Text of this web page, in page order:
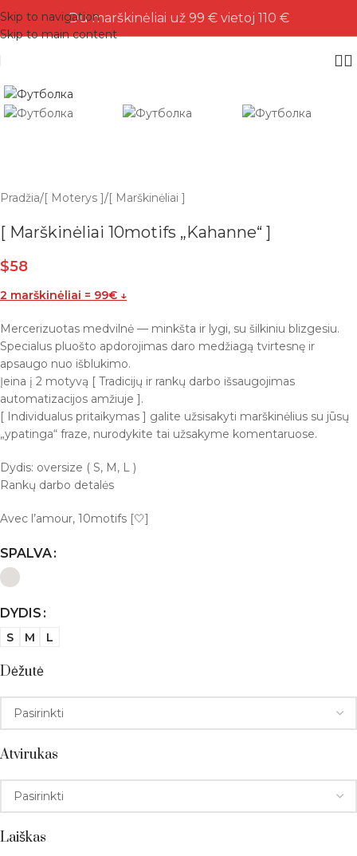
Skip to navigation
Skip to main content
Du marškinėliai už 99 € vietoj 110 €
Pradžia/[ Moterys ]/[ Marškinėliai ]
[ Marškinėliai 10motifs „Kahanne“ ]
$58
2 marškinėliai = 99€ ↓
Mercerizuotas medvilnė — minkšta ir lygi, su šilkiniu blizgesiu.
Specialus pluošto apdorojimas daro medžiagą tvirtesnę ir
apsaugo nuo išblukimo.
Įeina į 2 motyvą [ Tradicijų ir rankų darbo išsaugojimas
automatizacijos amžiuje ].
[ Individualus pritaikymas ] galite užsisakyti marškinėlius su jūsų
„ypatinga“ fraze, nurodykite tai užsakyme komentaruose.
Dydis: oversize ( S, M, L )
Rankų darbo detalės
Avec l’amour, 10motifs [🤍]
SPALVA
DYDIS
S M L
Dėžutė
Atvirukas
Laiškas